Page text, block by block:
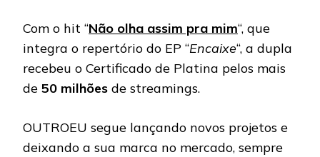
Com o hit “Não olha assim pra mim“, que
integra o repertório do EP “Encaixe“, a dupla
recebeu o Certificado de Platina pelos mais
de 50 milhões de streamings.
OUTROEU segue lançando novos projetos e
deixando a sua marca no mercado, sempre